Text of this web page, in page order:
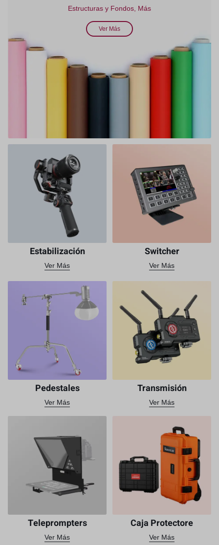
Estructuras y Fondos, Más
Ver Más
Estabilización
Ver Más
Switcher
Ver Más
Pedestales
Ver Más
Transmisión
Ver Más
Teleprompters
Ver Más
Caja Protectore
Ver Más